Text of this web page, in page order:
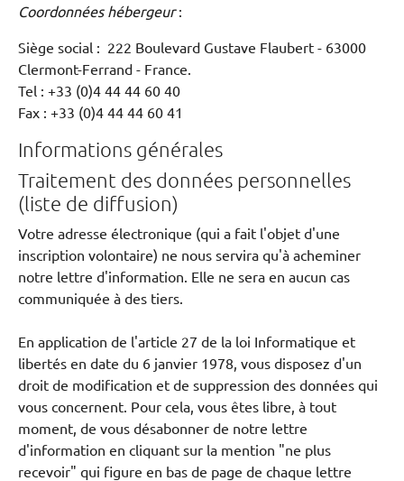
Coordonnées hébergeur:
Siège social : 222 Boulevard Gustave Flaubert - 63000
Clermont-Ferrand - France.
Tel : +33 (0)4 44 44 60 40
Fax : +33 (0)4 44 44 60 41
Informations générales
Traitement des données personnelles
(liste de diffusion)
Votre adresse électronique (qui a fait l'objet d'une
inscription volontaire) ne nous servira qu'à acheminer
notre lettre d'information. Elle ne sera en aucun cas
communiquée à des tiers.
En application de l'article 27 de la loi Informatique et
libertés en date du 6 janvier 1978, vous disposez d'un
droit de modification et de suppression des données qui
vous concernent. Pour cela, vous êtes libre, à tout
moment, de vous désabonner de notre lettre
d'information en cliquant sur la mention "ne plus
recevoir" qui figure en bas de page de chaque lettre